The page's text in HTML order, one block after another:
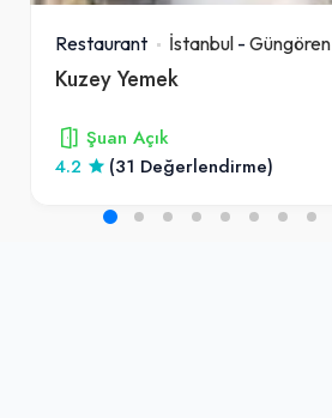
Restaurant İstanbul - Güngören
Kuzey Yemek
Şuan Açık
4.2
(31 Değerlendirme)